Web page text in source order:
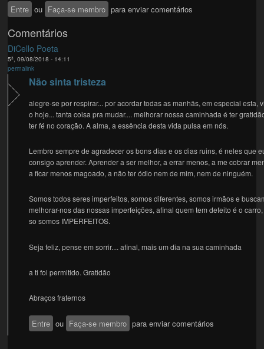
Entre ou Faça-se membro para enviar comentários
Comentários
DiCello Poeta
5ª, 09/08/2018 - 14:11
permalink
Não sinta tristeza
alegre-se por respirar... por acordar todas as manhãs, em especial esta,
o hoje... tanta coisa pra mudar.... melhorar nossa caminhada é ter
ter fé no coração. A alma, a essência desta vida pulsa em nós.
Lembro sempre de agradecer os bons dias e os dias ruins, é neles que
consigo aprender. Aprender a ser melhor, a errar menos, a me cobrar
a ficar menos magoado, a não ter ódio nem de mim, nem de ninguém.
Somos todos seres imperfeitos, somos diferentes, somos irmãos e
melhorar-nos das nossas imperfeições, afinal quem tem defeito é o
so somos IMPERFEITOS.
Seja feliz, pense em sorrir.... afinal, mais um dia na sua caminhada
a ti foi permitido. Gratidão
Abraços fraternos
Entre ou Faça-se membro para enviar comentários